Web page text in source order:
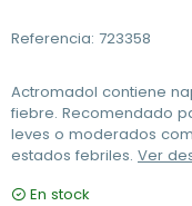
Referencia: 723358
Actromadol contiene
fiebre. Recomendado
leves o moderados
estados febriles. Ver
En stock